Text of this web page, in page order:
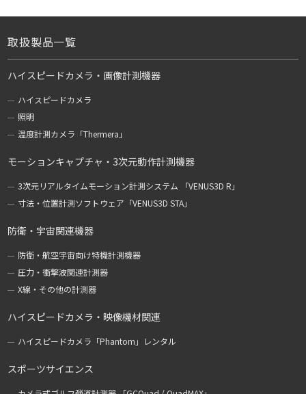
取扱製品一覧
ハイスピードカメラ・画像計測機器
ハイスピードカメラ
照明
温度計測カメラ「Thermera」
モーションキャプチャ・3次元動作計測機器
3次元リアルタイムモーション計測システム 「VENUS3D R」
寸法・位置計測ソフトウェア「VENUS3D STA」
防衛・宇宙関連機器
防衛・航空宇宙向け特機計測機器
圧力・衝撃波関連計測器
X線・その他の計測器
ハイスピードカメラ・映像機材関連
ハイスピードカメラ「Phantom」レンタル
スポーツサイエンス